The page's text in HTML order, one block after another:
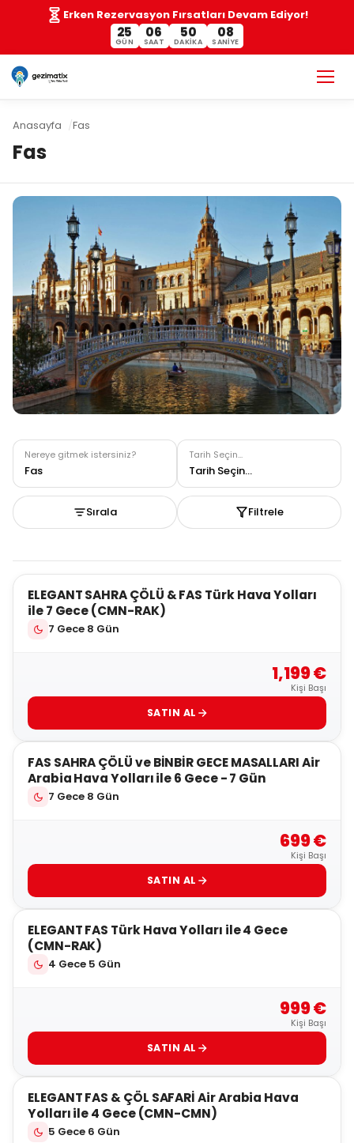
Erken Rezervasyon Fırsatları Devam Ediyor!
25
GÜN
06
SAAT
50
DAKIKA
08
SANIYE
Anasayfa Fas
Fas
7 Gece (SVQ-CMN)
Nereye gitmek istersiniz?
Fas
Tarih Seçin...
Tarih Seçin...
Sırala Filtrele
5
ELEGANT SAHRA ÇÖLÜ & FAS Türk Hava Yolları
ile 7 Gece (CMN-RAK)
7 Gece 8 Gün
1,199 €
Kişi Başı
SATIN AL
5
FAS SAHRA ÇÖLÜ ve BİNBİR GECE MASALLARI Air
Arabia Hava Yolları ile 6 Gece - 7 Gün
7 Gece 8 Gün
699 €
Kişi Başı
SATIN AL
4
ELEGANT FAS Türk Hava Yolları ile 4 Gece
(CMN-RAK)
4 Gece 5 Gün
999 €
Kişi Başı
SATIN AL
5
ELEGANT FAS & ÇÖL SAFARİ Air Arabia Hava
Yolları ile 4 Gece (CMN-CMN)
5 Gece 6 Gün